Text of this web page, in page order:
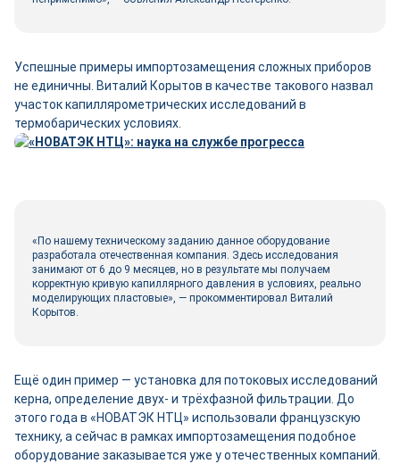
Успешные примеры импортозамещения сложных приборов
не единичны. Виталий Корытов в качестве такового назвал
участок капиллярометрических исследований в
термобарических условиях.
«По нашему техническому заданию данное оборудование
разработала отечественная компания. Здесь исследования
занимают от 6 до 9 месяцев, но в результате мы получаем
корректную кривую капиллярного давления в условиях, реально
моделирующих пластовые», — прокомментировал Виталий
Корытов.
Ещё один пример — установка для потоковых исследований
керна, определение двух- и трёхфазной фильтрации. До
этого года в «НОВАТЭК НТЦ» использовали французскую
технику, а сейчас в рамках импортозамещения подобное
оборудование заказывается уже у отечественных компаний.